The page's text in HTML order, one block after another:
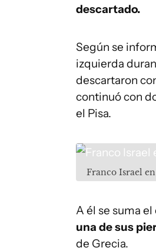
descartado.
Según se
izquierda
descartaron
continuó con
el Pisa.
Franco Israel
A él se suma
una de sus
de Grecia.